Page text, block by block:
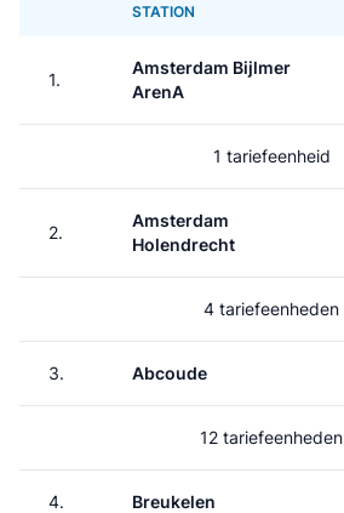
STATION
1.
Amsterdam Bijlmer
ArenA
1 tariefeenheid
2.
Amsterdam
Holendrecht
4 tariefeenheden
3. Abcoude
12 tariefeenheden
4. Breukelen